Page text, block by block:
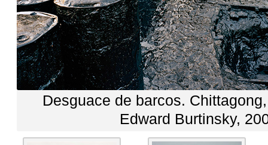
Desguace de barcos. Chittagong
Edward Burtinsky,